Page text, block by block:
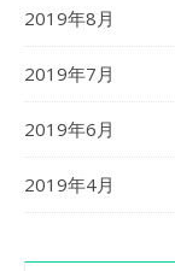
2019年8月
2019年7月
2019年6月
2019年4月